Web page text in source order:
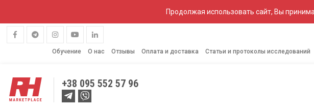
Продолжая использовать сайт, Вы
Обучение О нас Отзывы Оплата и доставка Статьи и протоколы исследований
+38 095 552 57 96